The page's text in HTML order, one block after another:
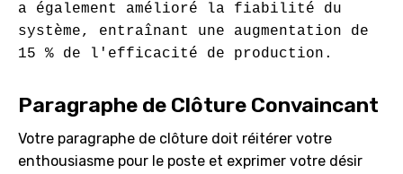
a également amélioré la fiabilité du
système, entraînant une augmentation de
Paragraphe de Clôture Convaincant
Votre paragraphe de clôture doit réitérer votre
enthousiasme pour le poste et exprimer votre désir